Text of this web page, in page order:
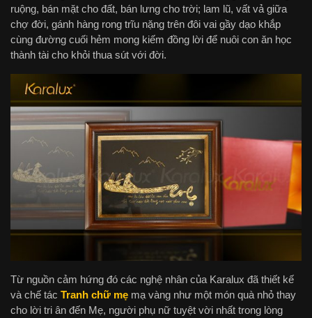
ruộng, bán mặt cho đất, bán lưng cho trời; lam lũ, vất vả giữa
chợ đời, gánh hàng rong trĩu nặng trên đôi vai gầy dạo khắp
cùng đường cuối hẻm mong kiếm đồng lời để nuôi con ăn học
thành tài cho khỏi thua sút với đời.
Từ nguồn cảm hứng đó các nghệ nhân của Karalux đã thiết kế
và chế tác Tranh chữ mẹ mạ vàng như một món quà nhỏ thay
cho lời tri ân đến Mẹ, người phụ nữ tuyệt vời nhất trong lòng